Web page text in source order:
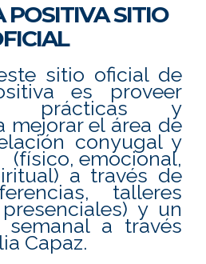
POSITIVA SITIO
sitio oficial de
es proveer
prácticas y
mejorar el área de
conyugal y
emocional,
a través de
talleres
y un
semanal a través
Capaz.